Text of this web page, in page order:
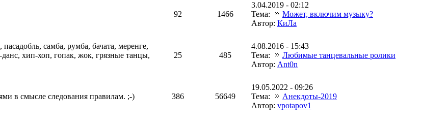
92 1466
3.04.2019 - 02:12
Тема:
Может, включим музыку?
Автор: КиЛа
самба, румба, бачата, меренге,
хип-хоп, гопак, жок, грязные танцы,
25 485
4.08.2016 - 15:43
Тема:
Любимые танцевальные ролики
Автор: Ant0n
в смысле следования правилам. ;-)
386 56649
19.05.2022 - 09:26
Тема:
Анекдоты-2019
Автор: vpotapov1